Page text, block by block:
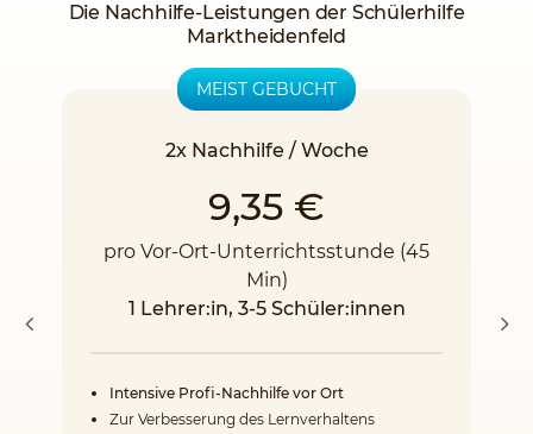
Die Nachhilfe-Leistungen der Schülerhilfe
Marktheidenfeld
MEIST GEBUCHT
2x Nachhilfe / Woche
9,35 €
pro Vor-Ort-Unterrichtsstunde (45
Min)
1 Lehrer:in, 3-5 Schüler:innen
Intensive Profi-Nachhilfe vor Ort
Zur Verbesserung des Lernverhaltens